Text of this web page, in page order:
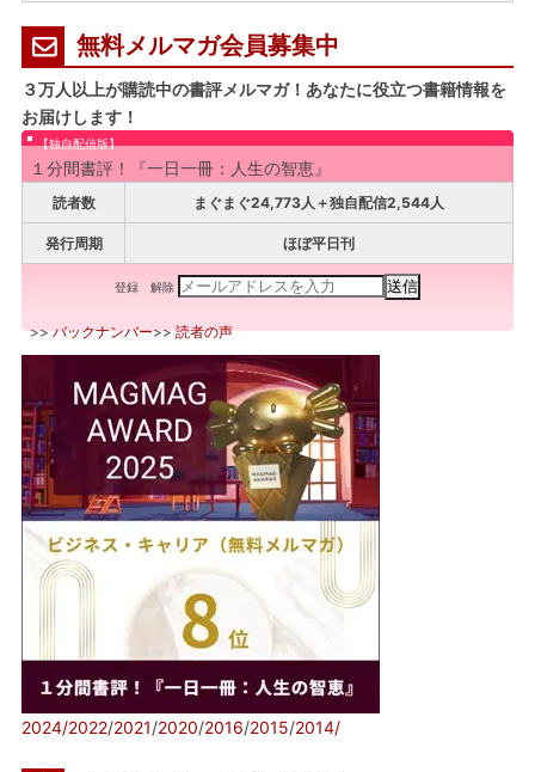
無料メルマガ会員募集中
３万人以上が購読中の書評メルマガ！あなたに役立つ書籍情報を
お届けします！
【独自配信版】
１分間書評！『一日一冊：人生の智恵』
読者数 まぐまぐ24,773人＋独自配信2,544人
発行周期 ほぼ平日刊
登録 解除
>>バックナンバー>>読者の声
2024/2022/2021/2020/2016/2015/2014/